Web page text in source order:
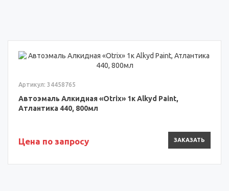
Артикул: 34458765
Автоэмаль Алкидная «Otrix» 1к Alkyd Paint,
Атлантика 440, 800мл
Цена по запросу ЗАКАЗАТЬ